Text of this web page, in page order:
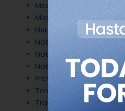
Medicina Reproductiva
Microbiología molecular
Neurociencia
Noticias de Genotipia
Noticias de investigación
Noticias patrocinadas
Proyectos
Terapia Génica
Tratamientos